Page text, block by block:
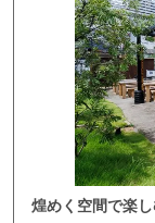
煌めく空間で楽